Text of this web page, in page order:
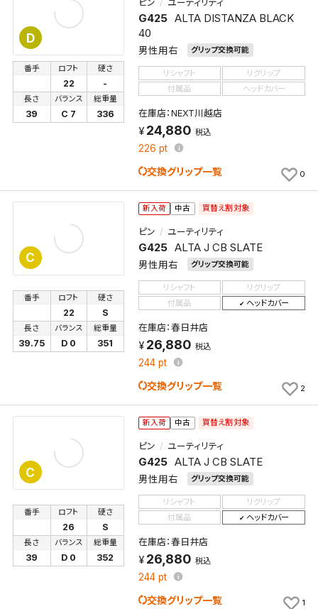
D
ピン ユーティリティ
G425 ALTA DISTANZA BLACK
40
男性用右 グリップ交換可能
番手 ロフト
22
硬さ
-
長さ
39
バランス
C 7
総重量
336
リシャフト
リグリップ
付属品
ヘッドカバー
在庫店：NEXT川越店
24,880 税込
226 pt
交換グリップ一覧 0
C
新入荷 中古 買替え割対象
ピン ユーティリティ
G425 ALTA J CB SLATE
男性用右 グリップ交換可能
番手 ロフト
22
硬さ
S
長さ
39.75
バランス
D 0
総重量
351
リシャフト
リグリップ
付属品
ヘッドカバー
在庫店：春日井店
26,880 税込
244 pt
交換グリップ一覧 2
C
新入荷 中古 買替え割対象
ピン ユーティリティ
G425 ALTA J CB SLATE
男性用右 グリップ交換可能
番手 ロフト
26
硬さ
S
長さ
39
バランス
D 0
総重量
352
リシャフト
リグリップ
付属品
ヘッドカバー
在庫店：春日井店
26,880 税込
244 pt
交換グリップ一覧 1